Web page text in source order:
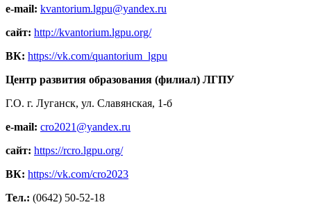
e-mail: kvantorium.lgpu@yandex.ru
сайт: http://kvantorium.lgpu.org/
ВК: https://vk.com/quantorium_lgpu
Центр развития образования (филиал) ЛГПУ
Г.О. г. Луганск, ул. Славянская, 1-б
e-mail: cro2021@yandex.ru
сайт: https://rcro.lgpu.org/
ВК: https://vk.com/cro2023
Тел.: (0642) 50-52-18